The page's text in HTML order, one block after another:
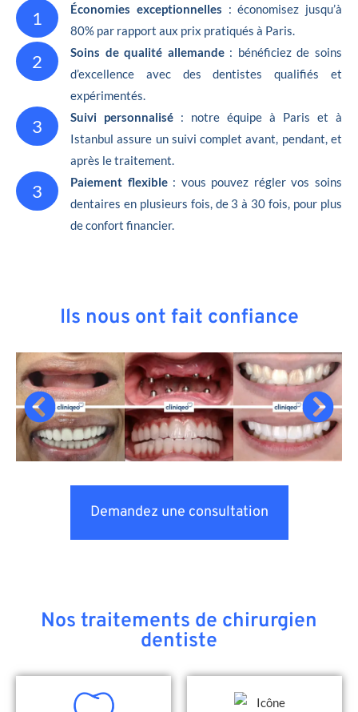
1 Économies exceptionnelles : économisez jusqu’à
80% par rapport aux prix pratiqués à Paris.
2 Soins de qualité allemande: bénéficiez de soins
d’excellence avec des dentistes qualifiés et
expérimentés.
3 Suivi personnalisé : notre équipe à Paris et à
Istanbul assure un suivi complet avant, pendant, et
après le traitement.
3 Paiement flexible: vous pouvez régler vos soins
dentaires en plusieurs fois, de 3 à 30 fois, pour plus
de confort financier.
Ils nous ont fait confiance
Demandez une consultation
Nos traitements de chirurgien
dentiste